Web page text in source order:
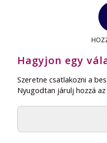
Hagyjon egy
Szeretne csatlakozni a
Nyugodtan járulj hozzá az